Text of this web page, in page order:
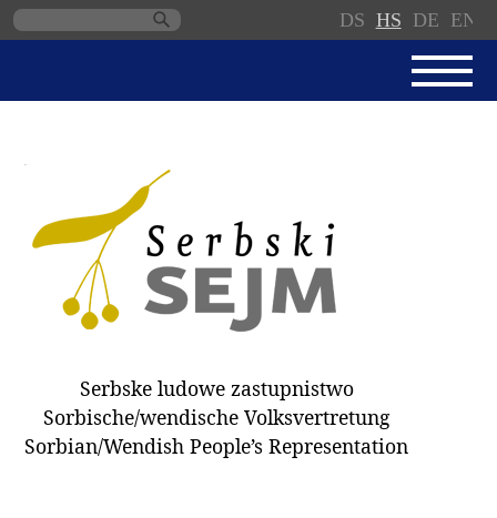
DS HS DE EN
SERBSKI SEJM
JEDNANSKI PORJAD
PROTOKOLE / WOBZAMKNJENJA
DARY
ZAPÓSŁANCY
WUBĚRKI
Serbske ludowe zastupnistwo
Sorbische/wendische Volksvertretung
Sorbian/Wendish People’s Representation